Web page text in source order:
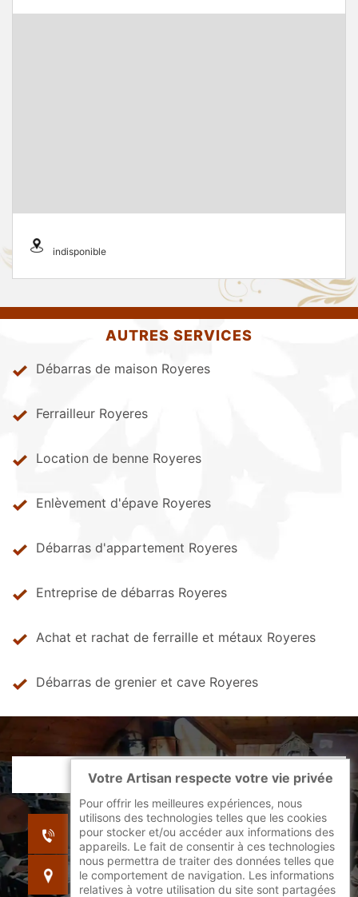
indisponible
AUTRES SERVICES
Débarras de maison Royeres
Ferrailleur Royeres
Location de benne Royeres
Enlèvement d'épave Royeres
Débarras d'appartement Royeres
Entreprise de débarras Royeres
Achat et rachat de ferraille et métaux Royeres
Débarras de grenier et cave Royeres
indisponible
indisponible
indisponible
Votre Artisan respecte votre vie privée
Pour offrir les meilleures expériences, nous
utilisons des technologies telles que les cookies
pour stocker et/ou accéder aux informations des
appareils. Le fait de consentir à ces technologies
nous permettra de traiter des données telles que
le comportement de navigation. Les informations
relatives à votre utilisation du site sont partagées